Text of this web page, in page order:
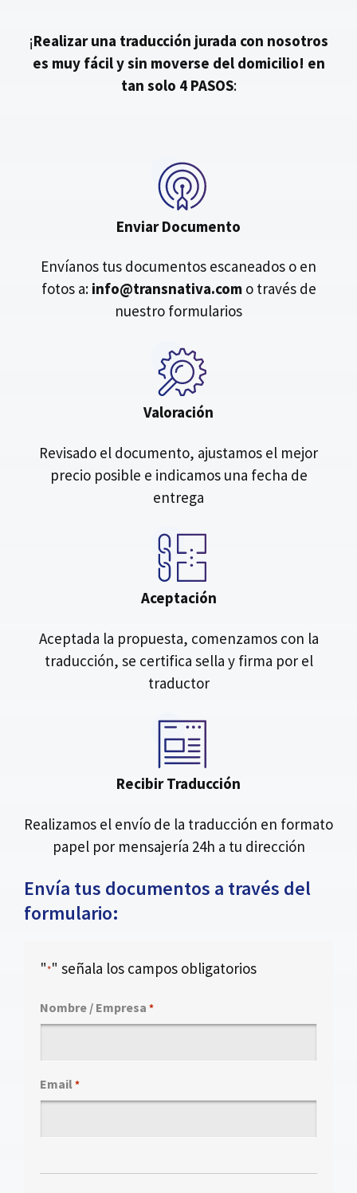
¡Realizar una traducción jurada con nosotros
es muy fácil y sin moverse del domicilio! en
tan solo 4 PASOS:
Enviar Documento
Envíanos tus documentos escaneados o en
fotos a: info@transnativa.como través de
nuestro formularios
Valoración
Revisado el documento, ajustamos el mejor
precio posible e indicamos una fecha de
entrega
Aceptación
Aceptada la propuesta, comenzamos con la
traducción, se certifica sella y firma por el
traductor
Recibir Traducción
Realizamos el envío de la traducción en formato
papel por mensajería 24h a tu dirección
Envía tus documentos a través del
formulario:
"*" señala los campos obligatorios
Nombre / Empresa *
Email *